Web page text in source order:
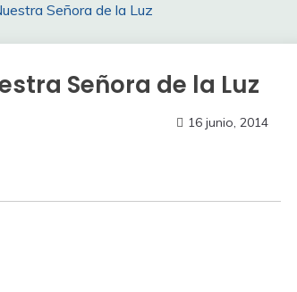
Señora de la Luz
Señora de la Luz
16 junio, 2014